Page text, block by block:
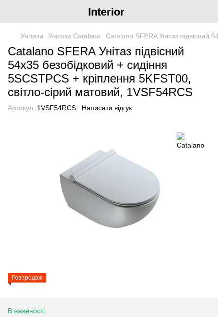
Interior
Унітази Унітази Catalano Catalano SFERA Унітаз підвісний
Catalano SFERA Унітаз підвісний
54x35 безобідковий + сидіння
5SCSTPCS + кріплення 5KFST00,
світло-сірий матовий, 1VSF54RCS
Артикул: 1VSF54RCS Написати відгук
Розпродаж
В наявності